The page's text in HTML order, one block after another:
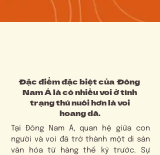
Đặc điểm đặc biệt của Đông
Nam Á là có nhiều voi ở tình
trạng thú nuôi hơn là voi
hoang dã.
Tại Đông Nam Á, quan hệ giữa con
người và voi đã trở thành một di sản
văn hóa từ hàng thế kỷ trước. Sự